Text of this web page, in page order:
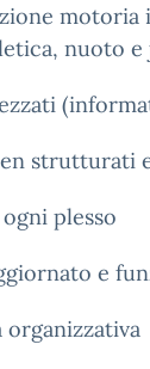
nuoto
strutturati
plesso
e
organizzativa